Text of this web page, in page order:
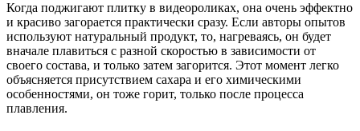
Когда поджигают плитку в видеороликах, она очень эффектно
и красиво загорается практически сразу. Если авторы опытов
используют натуральный продукт, то, нагреваясь, он будет
вначале плавиться с разной скоростью в зависимости от
своего состава, и только затем загорится. Этот момент легко
объясняется присутствием сахара и его химическими
особенностями, он тоже горит, только после процесса
плавления.